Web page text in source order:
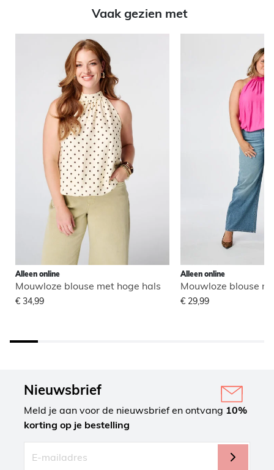
Vaak gezien met
Alleen online
Mouwloze blouse met hoge hals
€ 34,99
Alleen online
Mouwloze blouse
€ 29,99
Nieuwsbrief
Meld je aan voor de nieuwsbrief en ontvang 10%
korting op je bestelling